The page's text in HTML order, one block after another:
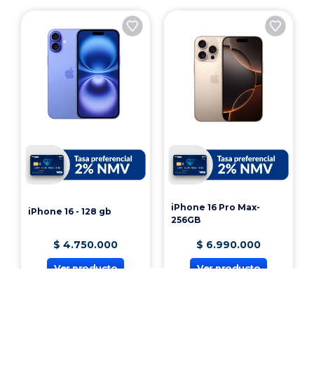
iPhone 16 - 128 gb
$ 4.750.000
Ver producto
iPhone 16 Pro Max-
256GB
$ 6.990.000
Ver producto